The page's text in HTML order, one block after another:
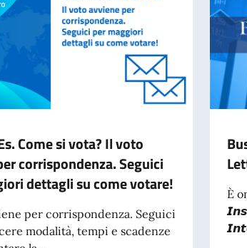
Come si vota? Il voto
corrispondenza. Seguici
dettagli su come votare!
per corrispondenza. Seguici
modalità, tempi e scadenze
È